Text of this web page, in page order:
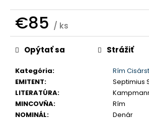
€85 / ks
Jednotková
cena:
Kategória:
Rím
EMITENT:
Septimius
LITERATÚRA:
MINCOVŇA:
Rím
NOMINÁL:
Denár
Opýtať sa Strážiť
a
m
e
SLOVENSKO
20
EURO
2002
SÉRIA